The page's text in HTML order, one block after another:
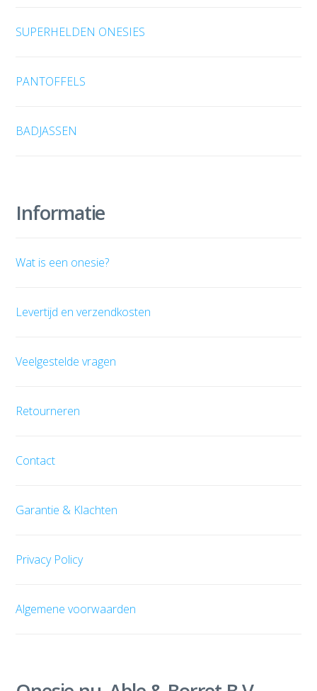
SUPERHELDEN ONESIES
PANTOFFELS
BADJASSEN
Informatie
Wat is een onesie?
Levertijd en verzendkosten
Veelgestelde vragen
Retourneren
Contact
Garantie & Klachten
Privacy Policy
Algemene voorwaarden